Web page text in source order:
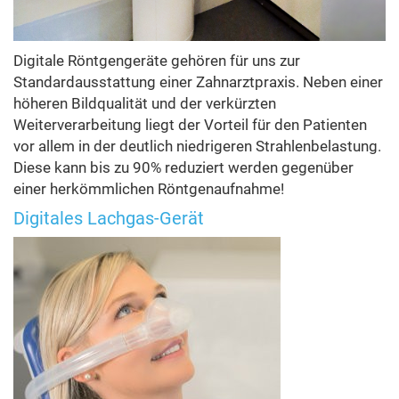
Digitale Röntgengeräte gehören für uns zur
Standardausstattung einer Zahnarztpraxis. Neben einer
höheren Bildqualität und der verkürzten
Weiterverarbeitung liegt der Vorteil für den Patienten
vor allem in der deutlich niedrigeren Strahlenbelastung.
Diese kann bis zu 90% reduziert werden gegenüber
einer herkömmlichen Röntgenaufnahme!
Digitales Lachgas-Gerät